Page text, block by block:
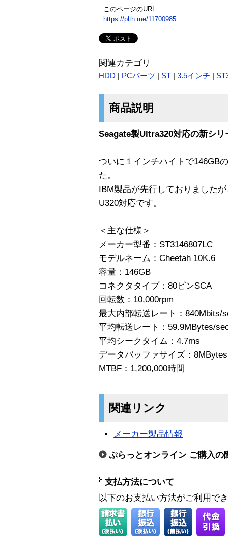
このページのURL
https://plth.me/11700985
関連カテゴリ
HDD PCパーツ ST 3.5インチ
商品説明
Seagate製Ultra320対応の新シ
ついに１インチハイトで146GB
た。
IBM製品が先行しておりました
U320対応です。
＜主な仕様＞
メーカー型番：ST3146807LC
モデルネーム：Cheetah 10K.6
容量：146GB
コネクタタイプ：80ピンSCA
回転数：10,000rpm
最大内部転送レート：840Mbits/
平均転送レート：59.9MBytes/
平均シークタイム：4.7ms
データバッファサイズ：8MBytes
MTBF：1,200,000時間
関連リンク
メーカー製品情報
ぷらっとオンライン ご購入の
支払方法について
以下のお支払い方法がご利用で